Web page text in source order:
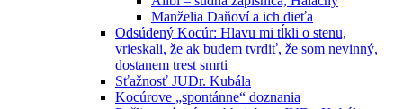
Manželia Daňoví a ich dieťa
Odsúdený Kocúr: Hlavu mi tĺkli o stenu,
vrieskali, že ak budem tvrdiť, že som nevinný,
dostanem trest smrti
Sťažnosť JUDr. Kubála
Kocúrove „spontánne“ doznania